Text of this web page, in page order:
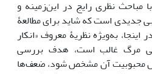
مباحث نظری رایج در این‌زمینه و
جدیدی است که شاید برای مطالعۀ
به‌ویژه نظریۀ معروف «انکار
مرگ غالب است، هدف بررسی
محبوبیت آن مشخص شود، ضعف‌ها